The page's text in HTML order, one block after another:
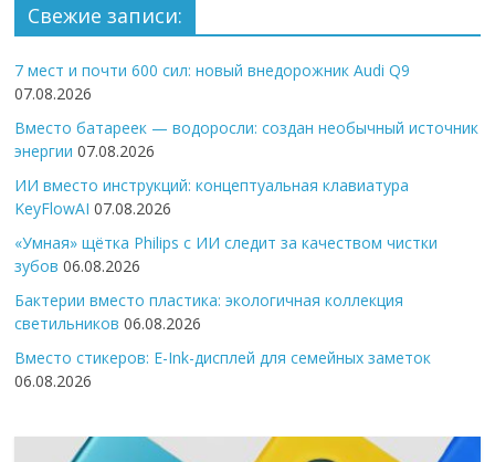
Свежие записи:
7 мест и почти 600 сил: новый внедорожник Audi Q9
07.08.2026
Вместо батареек — водоросли: создан необычный источник
энергии 07.08.2026
ИИ вместо инструкций: концептуальная клавиатура
KeyFlowAI 07.08.2026
«Умная» щётка Philips с ИИ следит за качеством чистки
зубов 06.08.2026
Бактерии вместо пластика: экологичная коллекция
светильников 06.08.2026
Вместо стикеров: E-Ink-дисплей для семейных заметок
06.08.2026